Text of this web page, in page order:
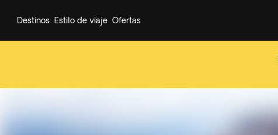
Destinos Estilo de viaje Ofertas